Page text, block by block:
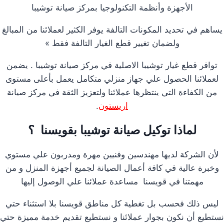
الأجهزة وأنظمة التكنولوجيا بمركز صيانة توشيبا
يساهم في تحديد المكونات التالفة يوفر الكثير لعملائنا من المبالغ
ولضمان تغيير قطع الغيار التالفة فقط »
توافر قطع غيار توشيبا الاصلية في مركز صيانة توشيبا . يضمن
لعملائنا الحصول علي جهاز منزلي متكامل يعمل بأعلى مستوى
من الكفاءة التي ينتظرها عملائنا ولتعزيز الثقة في مركز صيانة
اريستون.
لماذا توكيل صيانة توشيبا بقويسنا ؟
لأن الشركة لديها مهندسين وفنيين مهرة ومدربون علي مستوي
وخبرة عالية في كافة أعمال الصيانة لجميع أجهزة المنزل و من
مهمتنا في قويسنا مساعدة عملائنا علي الوصول إليها
ليس ذلك فحسب بل تغطية كل مناطق قويسنا بلا استثناء حتي
نستطيع أن نكون بجوار عملائنا و نستطيع تقديم خدمة مميزة حتي